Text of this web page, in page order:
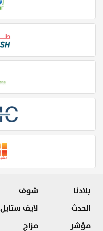
بلادنا
الحدث
مؤشر
شوف
لايف ستايل
مزاج